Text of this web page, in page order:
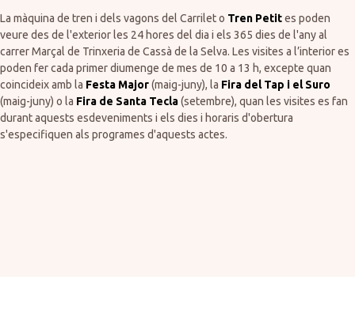
La màquina de tren i dels vagons del Carrilet o Tren Petites poden
veure des de l'exterior les 24 hores del dia i els 365 dies de l'any al
carrer Marçal de Trinxeria de Cassà de la Selva. Les visites a l’interior es
poden fer cada primer diumenge de mes de 10 a 13 h, excepte quan
coincideix amb la Festa Major(maig-juny), la Fira del Tap i el Suro
(maig-juny) o la Fira de Santa Tecla(setembre), quan les visites es fan
durant aquests esdeveniments i els dies i horaris d'obertura
s'especifiquen als programes d'aquests actes.